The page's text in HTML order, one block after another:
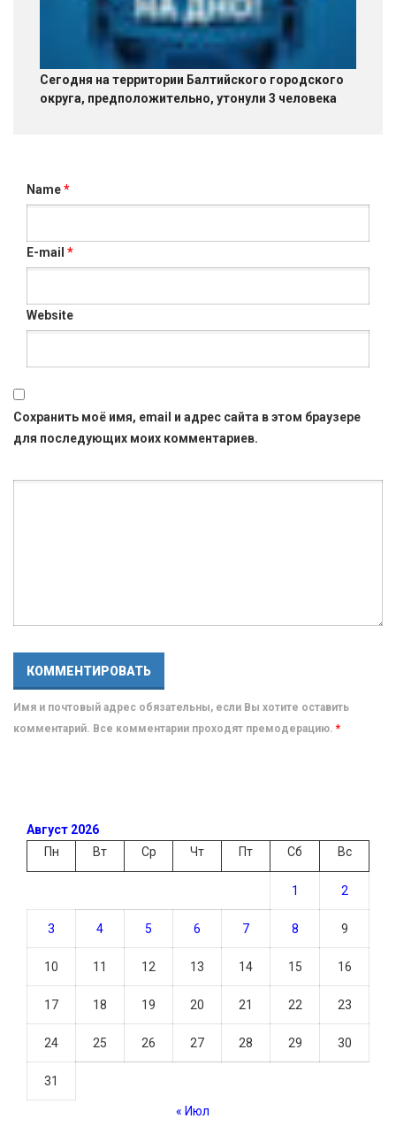
Сегодня на территории Балтийского городского
округа, предположительно, утонули 3 человека
Name*
E-mail *
Website
Сохранить моё имя, email и адрес сайта в этом браузере
для последующих моих комментариев.
Имя и почтовый адрес обязательны, если Вы хотите оставить
комментарий. Все комментарии проходят премодерацию. *
Август 2026
Пн
Вт Ср Чт Пт Сб Вс
1 2
3 4 5 6 7 8 9
10 11 12 13 14 15 16
17 18 19 20 21 22 23
24 25 26 27 28 29 30
31
« Июл